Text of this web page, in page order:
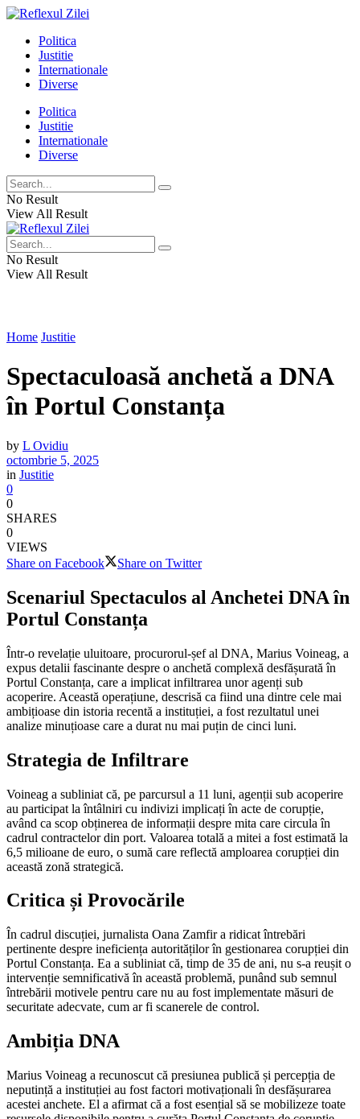
Politica
Justitie
Internationale
Diverse
Politica
Justitie
Internationale
Diverse
No Result
View All Result
No Result
View All Result
Home Justitie
Spectaculoasă anchetă a DNA
în Portul Constanța
by L Ovidiu
octombrie 5, 2025
in Justitie
0
0
SHARES
0
VIEWS
Share on Facebook
Share on Twitter
Scenariul Spectaculos al Anchetei DNA în
Portul Constanța
Într-o revelație uluitoare, procurorul-șef al DNA, Marius Voineag, a
expus detalii fascinante despre o anchetă complexă desfășurată în
Portul Constanța, care a implicat infiltrarea unor agenți sub
acoperire. Această operațiune, descrisă ca fiind una dintre cele mai
ambițioase din istoria recentă a instituției, a fost rezultatul unei
analize minuțioase care a durat nu mai puțin de cinci luni.
Strategia de Infiltrare
Voineag a subliniat că, pe parcursul a 11 luni, agenții sub acoperire
au participat la întâlniri cu indivizi implicați în acte de corupție,
având ca scop obținerea de informații despre mita care circula în
cadrul contractelor din port. Valoarea totală a mitei a fost estimată la
6,5 milioane de euro, o sumă care reflectă amploarea corupției din
această zonă strategică.
Critica și Provocările
În cadrul discuției, jurnalista Oana Zamfir a ridicat întrebări
pertinente despre ineficiența autorităților în gestionarea corupției din
Portul Constanța. Ea a subliniat că, timp de 35 de ani, nu s-a reușit o
intervenție semnificativă în această problemă, punând sub semnul
întrebării motivele pentru care nu au fost implementate măsuri de
securitate adecvate, cum ar fi scanerele de control.
Ambiția DNA
Marius Voineag a recunoscut că presiunea publică și percepția de
neputință a instituției au fost factori motivaționali în desfășurarea
acestei anchete. El a afirmat că a fost esențial să se mobilizeze toate